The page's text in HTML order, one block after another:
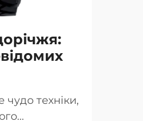
техніки,